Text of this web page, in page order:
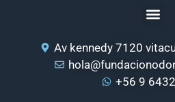
Av kennedy 7120
+56 9